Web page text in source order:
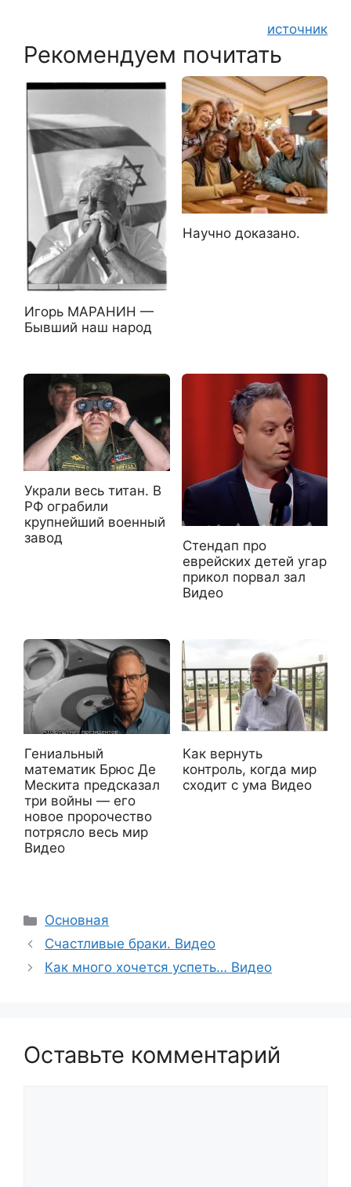
источник
Рекомендуем почитать
Игорь МАРАНИН —
Бывший наш народ
Научно доказано.
Украли весь титан. В
РФ ограбили
крупнейший военный
завод
Стендап про
еврейских детей угар
прикол порвал зал
Видео
Гениальный
математик Брюс Де
Мескита предсказал
три войны — его
новое пророчество
потрясло весь мир
Видео
Как вернуть
контроль, когда мир
сходит с ума Видео
Рубрики
Основная
Счастливые браки. Видео
Как много хочется успеть… Видео
Оставьте комментарий